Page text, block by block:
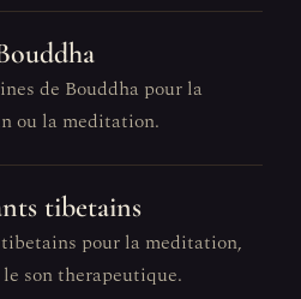
de Bouddha pour la
ou la meditation.
tibetains
pour la meditation,
son therapeutique.